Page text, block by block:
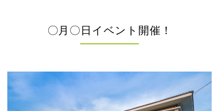
〇月〇日イベント開催！